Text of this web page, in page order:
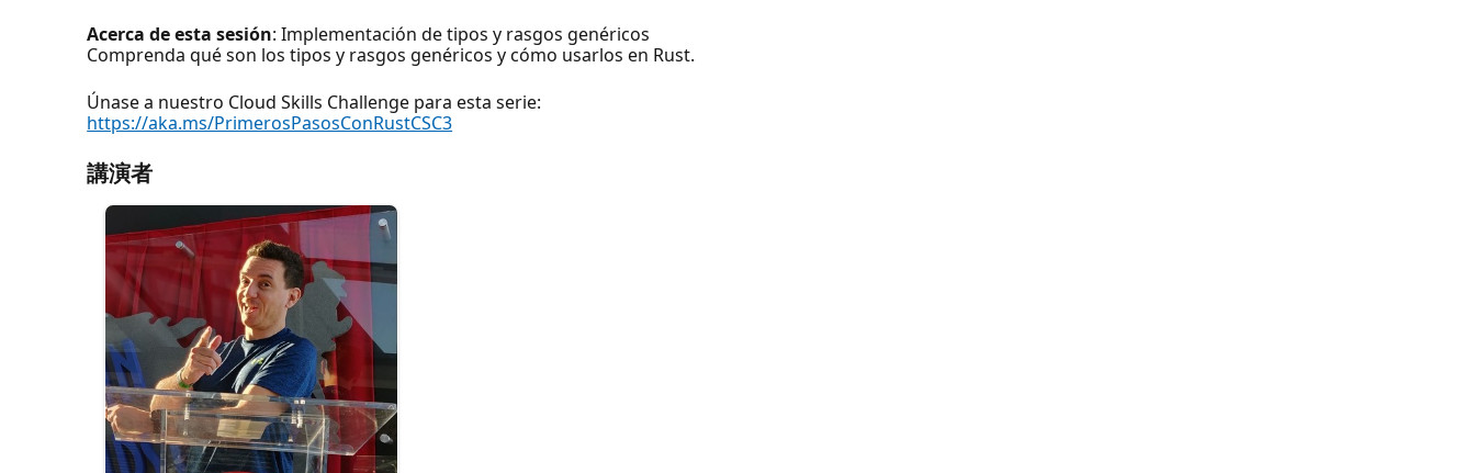
Acerca de esta sesión: Implementación de tipos y rasgos genéricos
Comprenda qué son los tipos y rasgos genéricos y cómo usarlos en Rust.
Únase a nuestro Cloud Skills Challenge para esta serie:
https://aka.ms/PrimerosPasosConRustCSC3
講演者